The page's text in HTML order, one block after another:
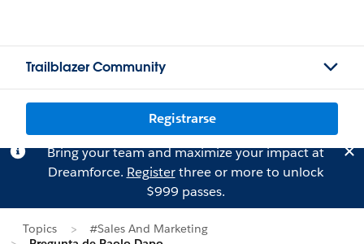
Trailblazer Community
Registrarse
Bring your team and maximize your impact at
Dreamforce. Registerthree or more to unlock
$999 passes.
Topics
#Sales And Marketing